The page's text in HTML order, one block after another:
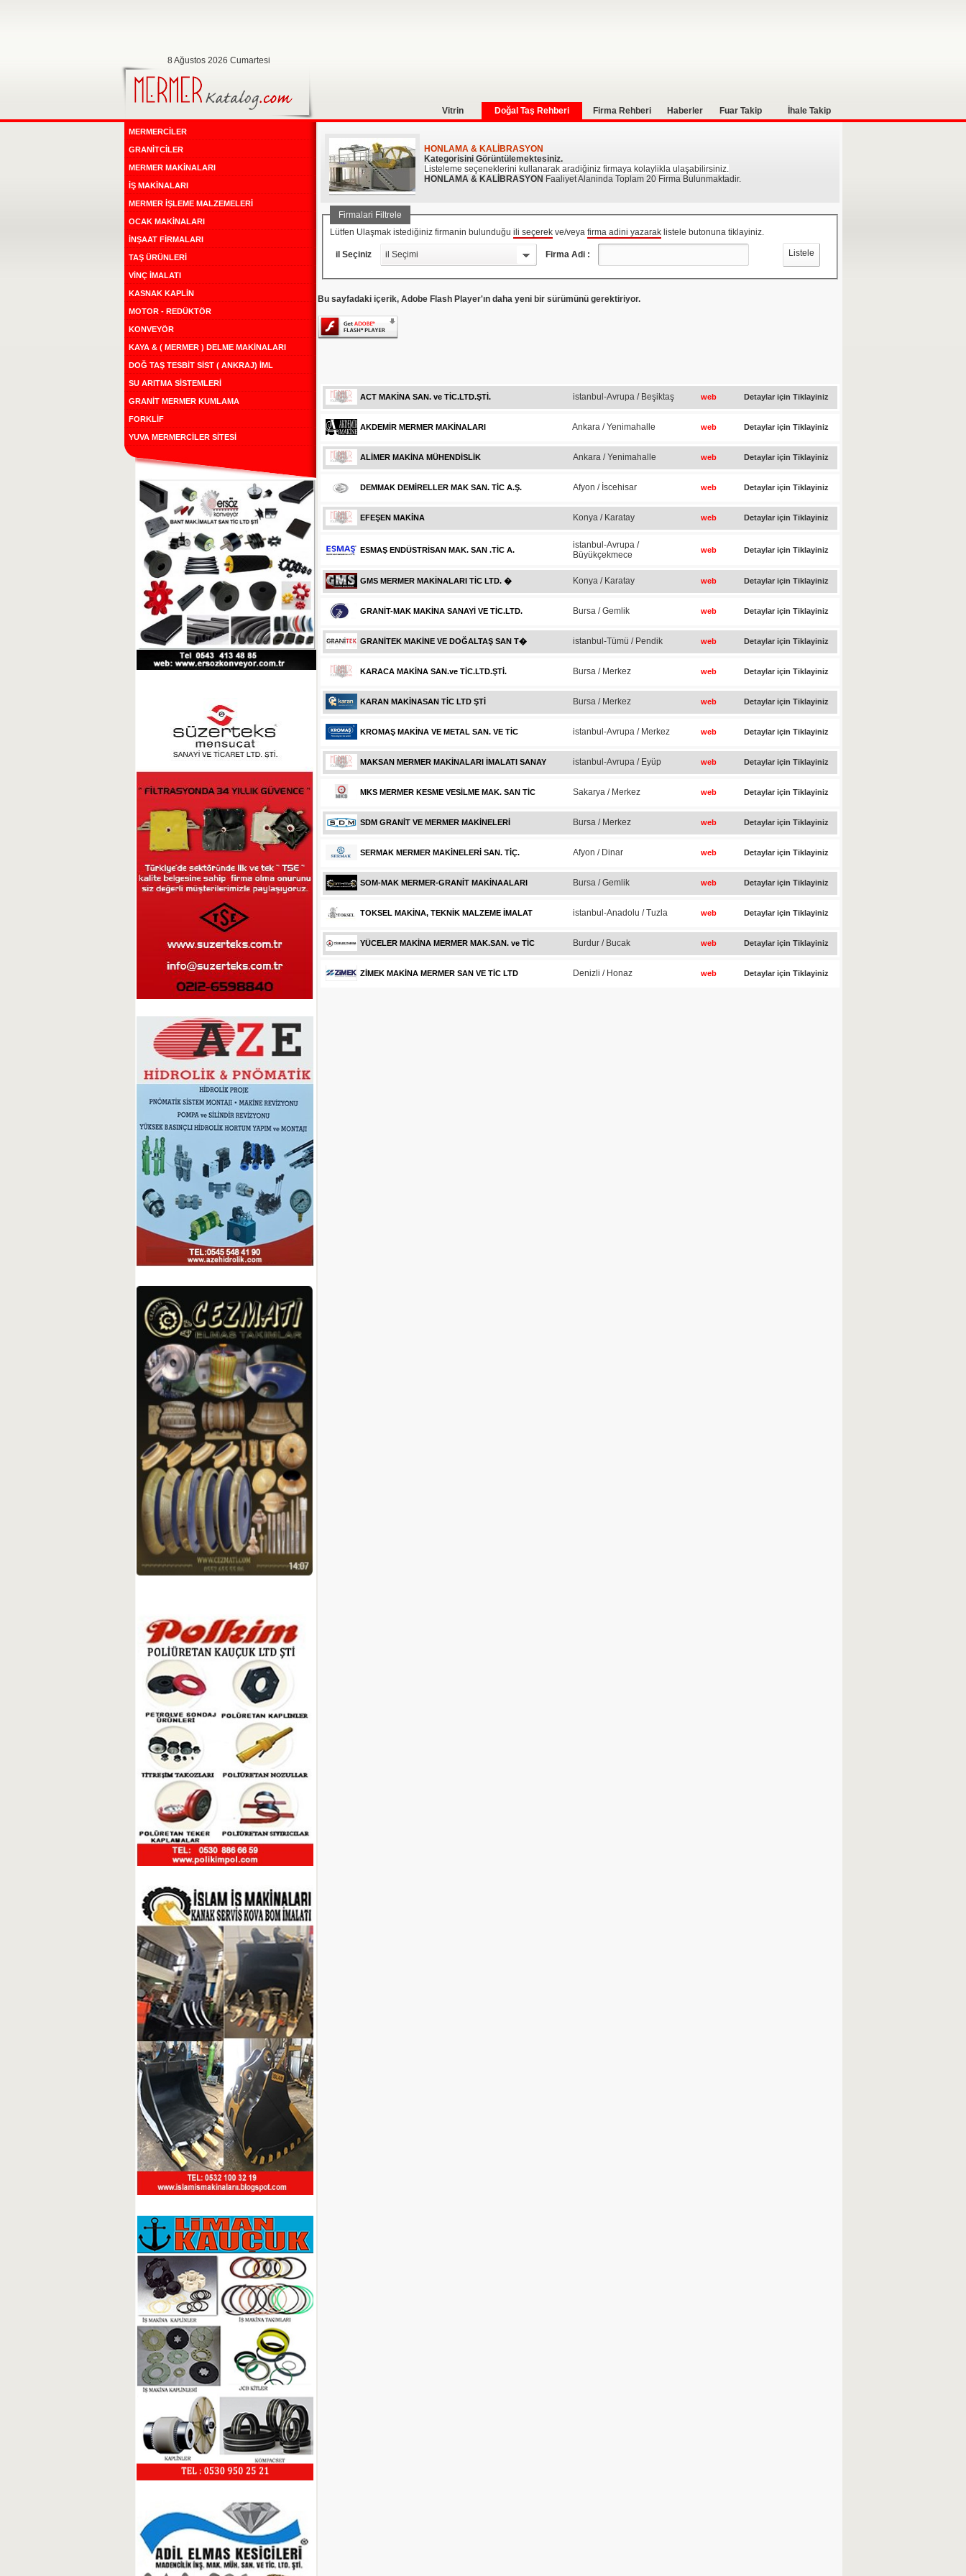
Vitrin Doğal Taş Rehberi Firma Rehberi Haberler Fuar Takip İhale Takip
8 Ağustos 2026 Cumartesi
MERMERCİLER
GRANİTCİLER
MERMER MAKİNALARI
İŞ MAKİNALARI
MERMER İŞLEME MALZEMELERİ
OCAK MAKİNALARI
İNŞAAT FİRMALARI
TAŞ ÜRÜNLERİ
VİNÇ İMALATI
KASNAK KAPLİN
MOTOR - REDÜKTÖR
KONVEYÖR
KAYA & ( MERMER ) DELME MAKİNALARI
DOĞ TAŞ TESBİT SİST ( ANKRAJ) İML
SU ARITMA SİSTEMLERİ
GRANİT MERMER KUMLAMA
FORKLİF
YUVA MERMERCİLER SİTESİ
HONLAMA & KALİBRASYON
Kategorisini Görüntülemektesiniz.
Listeleme seçeneklerini kullanarak aradiğiniz firmaya kolaylikla ulaşabilirsiniz.
HONLAMA & KALİBRASYON Faaliyet Alaninda Toplam 20 Firma Bulunmaktadir.
Lütfen Ulaşmak istediğiniz firmanin bulunduğu ili seçerek ve/veya firma adini yazarak listele butonuna tiklayiniz.
il Seçiniz il Seçimi Firma Adi : Listele
Bu sayfadaki içerik, Adobe Flash Player'ın daha yeni bir sürümünü gerektiriyor.
ACT MAKİNA SAN. ve TİC.LTD.ŞTİ. istanbul-Avrupa / Beşiktaş web Detaylar için Tiklayiniz
AKDEMİR MERMER MAKİNALARI Ankara / Yenimahalle web Detaylar için Tiklayiniz
ALİMER MAKİNA MÜHENDİSLİK Ankara / Yenimahalle web Detaylar için Tiklayiniz
DEMMAK DEMİRELLER MAK SAN. TİC A.Ş. Afyon / İscehisar web Detaylar için Tiklayiniz
EFEŞEN MAKİNA Konya / Karatay web Detaylar için Tiklayiniz
ESMAŞ ENDÜSTRİSAN MAK. SAN .TİC A.
istanbul-Avrupa /
Büyükçekmece
web Detaylar için Tiklayiniz
GMS MERMER MAKİNALARI TİC LTD. � Konya / Karatay web Detaylar için Tiklayiniz
GRANİT-MAK MAKİNA SANAYİ VE TİC.LTD. Bursa / Gemlik web Detaylar için Tiklayiniz
GRANİTEK MAKİNE VE DOĞALTAŞ SAN T� istanbul-Tümü / Pendik web Detaylar için Tiklayiniz
KARACA MAKİNA SAN.ve TİC.LTD.ŞTİ. Bursa / Merkez web Detaylar için Tiklayiniz
KARAN MAKİNASAN TİC LTD ŞTİ Bursa / Merkez web Detaylar için Tiklayiniz
KROMAŞ MAKİNA VE METAL SAN. VE TİC istanbul-Avrupa / Merkez web Detaylar için Tiklayiniz
MAKSAN MERMER MAKİNALARI İMALATI SANAY istanbul-Avrupa / Eyüp web Detaylar için Tiklayiniz
MKS MERMER KESME VESİLME MAK. SAN TİC Sakarya / Merkez web Detaylar için Tiklayiniz
SDM GRANİT VE MERMER MAKİNELERİ Bursa / Merkez web Detaylar için Tiklayiniz
SERMAK MERMER MAKİNELERİ SAN. TİÇ. Afyon / Dinar web Detaylar için Tiklayiniz
SOM-MAK MERMER-GRANİT MAKİNAALARI Bursa / Gemlik web Detaylar için Tiklayiniz
TOKSEL MAKİNA, TEKNİK MALZEME İMALAT istanbul-Anadolu / Tuzla web Detaylar için Tiklayiniz
YÜCELER MAKİNA MERMER MAK.SAN. ve TİC Burdur / Bucak web Detaylar için Tiklayiniz
ZİMEK MAKİNA MERMER SAN VE TİC LTD Denizli / Honaz web Detaylar için Tiklayiniz